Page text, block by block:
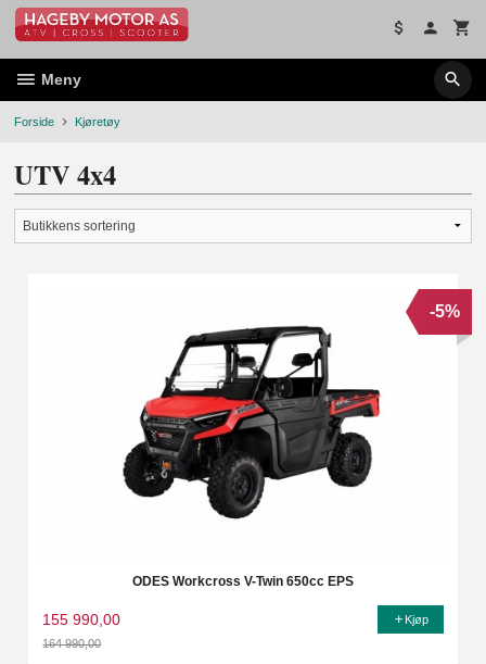
Gå
innholdet
Meny
Forside Kjøretøy
UTV 4x4
ODES Workcross V-Twin 650cc EPS
155 990,00
164 990,00
-5%
Kjøp